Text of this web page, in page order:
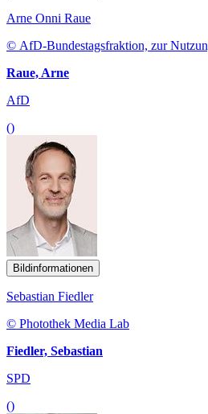
Arne Onni Raue
© AfD-Bundestagsfraktion, zur
Raue, Arne
AfD
()
Bildinformationen
Sebastian Fiedler
© Photothek Media Lab
Fiedler, Sebastian
SPD
()